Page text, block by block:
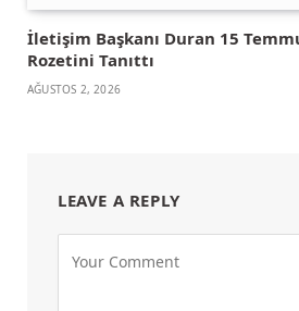
İletişim Başkanı Duran 15
Rozetini Tanıttı
AĞUSTOS 2, 2026
LEAVE A REPLY